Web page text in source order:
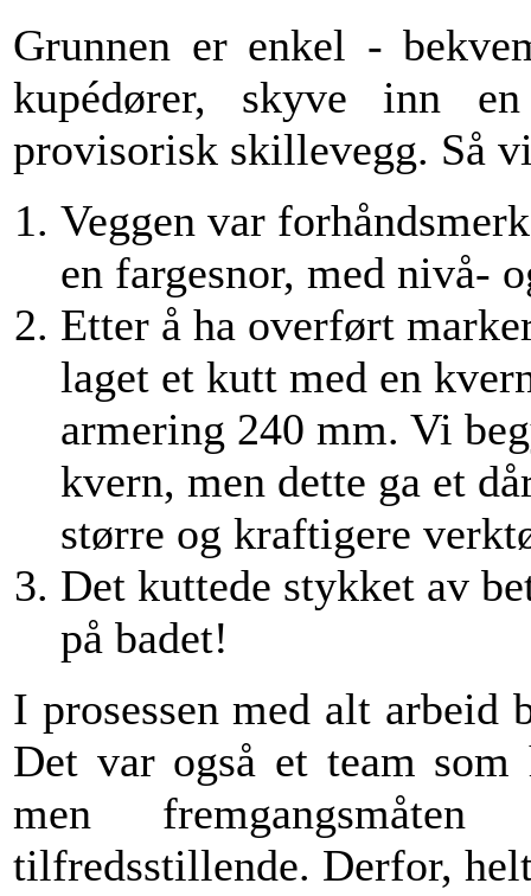
Grunnen er enkel -
kupédører, skyve inn
provisorisk skillevegg. Så
Veggen var
en fargesnor, med nivå-
Etter å ha overført
laget et kutt med en
armering 240 mm. Vi
kvern, men dette ga et
større og kraftigere
Det kuttede stykket av
på badet!
I prosessen med alt arbeid
Det var også et team
men
tilfredsstillende. Derfor,